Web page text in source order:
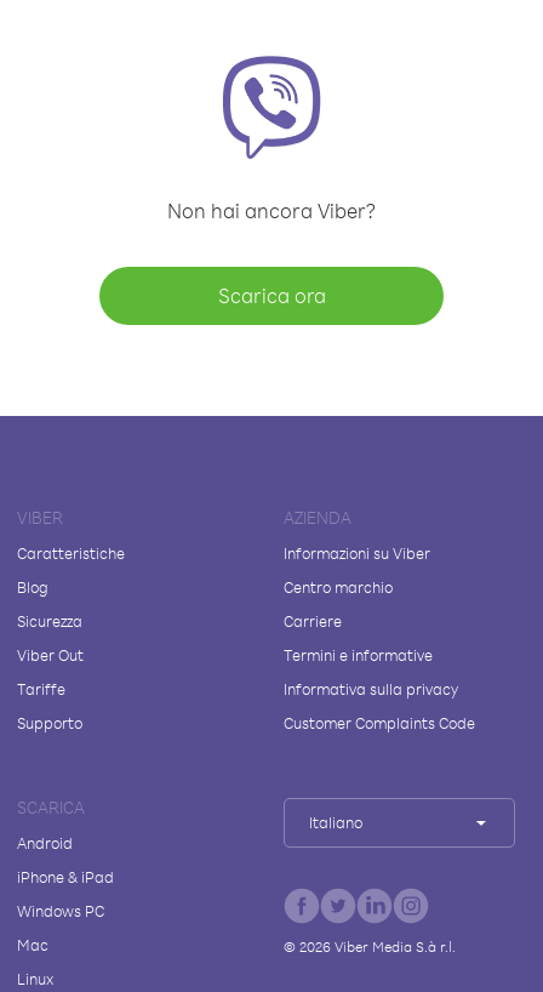
Non hai ancora Viber?
Scarica ora
VIBER
Caratteristiche
Blog
Sicurezza
Viber Out
Tariffe
Supporto
AZIENDA
Informazioni su Viber
Centro marchio
Carriere
Termini e informative
Informativa sulla privacy
Customer Complaints Code
SCARICA
Android
iPhone & iPad
Windows PC
Mac
Linux
Italiano
© 2026Viber Media S.à r.l.